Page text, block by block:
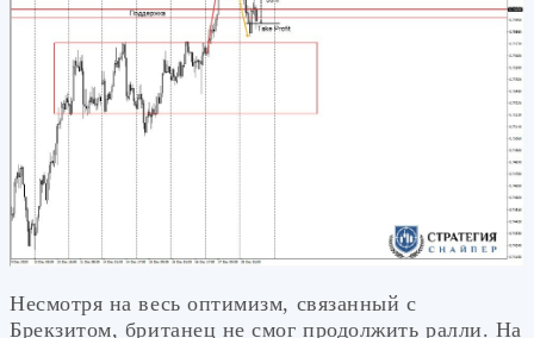
Несмотря на весь оптимизм, связанный с
Брекзитом, британец не смог продолжить ралли. На